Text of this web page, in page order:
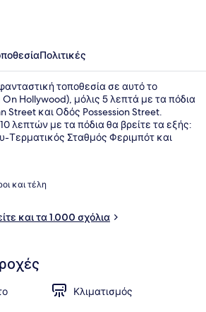
Πολιτικές
τοποθεσία σε αυτό το
Hollywood), μόλις 5 λεπτά με τα πόδια
Street και Οδός Possession Street.
λεπτών με τα πόδια θα βρείτε τα εξής:
Τερματικός Σταθμός Φεριμπότ και
σημείο επιβίβασης Στάση του Τραμ
σε απόσταση 4 λεπτών και το
Τραμ Western Market βρίσκεται σε
και τέλη
και τα 1.000 σχόλια
Κλιματισμός